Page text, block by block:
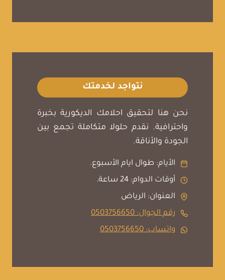
نتواجد لخدمتك
نحن هنا لتحقيق احلامك الديكورية بخبرة
واحترافية. نقدم حلولا متكاملة تجمع بين
الجودة والأناقة.
الأيام: طوال ايام الأسبوع.
أوقات الدوام: 24 ساعة.
العنوان: الرياض
رقم الجوال: 0503756650
واتساب: 0503756650